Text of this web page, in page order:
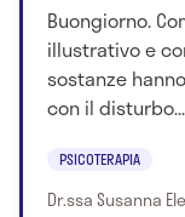
Buongiorno.
illustrativo e
sostanze
con il disturbo...
PSICOTERAPIA
Dr.ssa Susanna